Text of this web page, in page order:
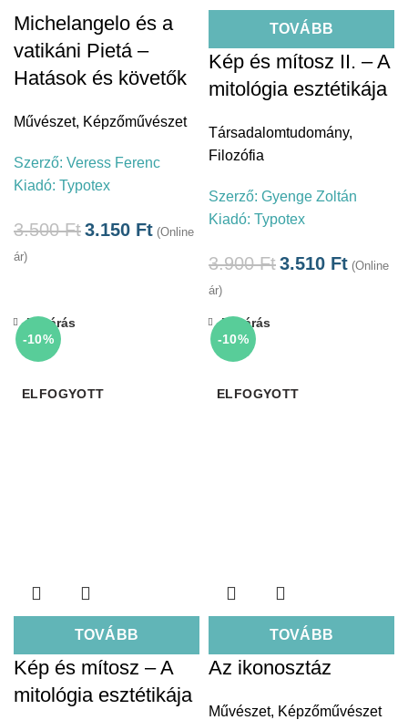
Michelangelo és a
vatikáni Pietá –
Hatások és követők
Művészet, Képzőművészet
Szerző: Veress Ferenc
Kiadó: Typotex
3.500Ft3.150 Ft (Online
ár)
TOVÁBB
Kép és mítosz II. – A
mitológia esztétikája
Társadalomtudomány,
Filozófia
Szerző: Gyenge Zoltán
Kiadó: Typotex
3.900Ft3.510 Ft (Online
ár)
-10%
ELFOGYOTT
TOVÁBB
Bezárás
Kép és mítosz – A
mitológia esztétikája
-10%
ELFOGYOTT
TOVÁBB
Bezárás
Az ikonosztáz
Művészet, Képzőművészet